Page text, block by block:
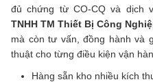
đủ chứng từ CO-CQ và dịch
TNHH TM Thiết Bị Công
mà còn tư vấn, đồng hành và
thuật cho từng điều kiện vận
Hàng sẵn kho nhiều kích